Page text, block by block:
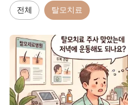
전체 탈모치료